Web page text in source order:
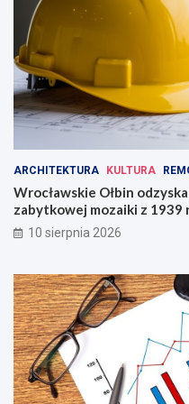
ą
s
k
a
!
ARCHITEKTURA KULTURA
Wrocławskie Ołbin
zabytkowej mozaiki z 1939
10 sierpnia 2026